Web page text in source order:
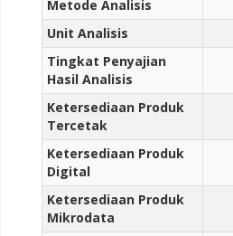
Metode Analisis
Unit Analisis
Tingkat Penyajian
Hasil Analisis
Ketersediaan Produk
Tercetak
Ketersediaan Produk
Digital
Ketersediaan Produk
Mikrodata